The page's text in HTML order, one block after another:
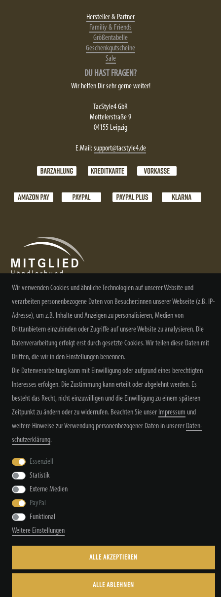
Hersteller & Partner
Familiy & Friends
Größentabelle
Geschenkgutscheine
Sale
DU HAST FRAGEN?
Wir helfen Dir sehr gerne weiter!
TacStyle4 GbR
Mottelerstraße 9
04155 Leipzig
E.Mail:support@tacstyle4.de
NEWSLETTER ABONNIEREN
Alle Preisangaben inkl. MwSt. zzgl. Versand
Daten­schutz­erklärung
© Copyright by TacStyle4 GbR 2026 | Alle Rechte vorbehalten.
Wir verwenden Cookies und ähnliche Technologien auf unserer Website und
verarbeiten personenbezogene Daten von Besucher:innen unserer Webseite (z.B. IP-
Adresse), um z.B. Inhalte und Anzeigen zu personalisieren, Medien von
Drittanbietern einzubinden oder Zugriffe auf unsere Website zu analysieren. Die
Datenverarbeitung erfolgt erst durch gesetzte Cookies. Wir teilen diese Daten mit
Dritten, die wir in den Einstellungen benennen.
Die Datenverarbeitung kann mit Einwilligung oder aufgrund eines berechtigten
Interesses erfolgen. Die Zustimmung kann erteilt oder abgelehnt werden. Es
besteht das Recht, nicht einzuwilligen und die Einwilligung zu einem späteren
Zeitpunkt zu ändern oder zu widerrufen. Beachten Sie unser Impressum und
weitere Hinweise zur Verwendung personenbezogener Daten in unserer Daten­
schutz­erklärung.
Essenziell
Statistik
Externe Medien
PayPal
Funktional
Weitere Einstellungen
ALLE AKZEPTIEREN
ALLE ABLEHNEN